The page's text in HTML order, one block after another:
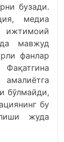
бузади.
медиа
ижтимоий
мавжуд
фанлар
бўлмайди,
бу
жуда